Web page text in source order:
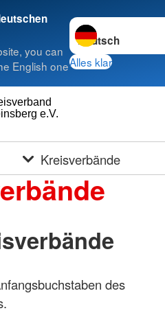
you can
English one
Sprache wechseln
Alles klar
e.V.
Kreisverbände
des